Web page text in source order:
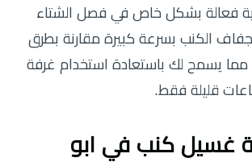
فعالة بشكل خاص في فصل الشتاء
الكنب بسرعة كبيرة مقارنة بطرق
مما يسمح لك باستعادة استخدام غرفة
قليلة فقط.
غسيل كنب في ابو